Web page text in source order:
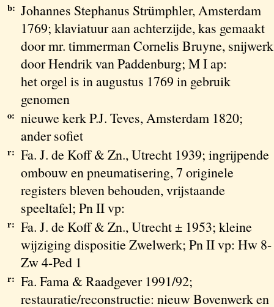
b: Johannes Stephanus Strümphler, Amsterdam
1769; klaviatuur aan achterzijde, kas gemaakt
door mr. timmerman Cornelis Bruyne, snijwerk
door Hendrik van Paddenburg; M I ap:
het orgel is in augustus 1769 in gebruik
genomen
o: nieuwe kerk P.J. Teves, Amsterdam 1820;
ander sofiet
r: Fa. J. de Koff & Zn., Utrecht 1939; ingrijpende
ombouw en pneumatisering, 7 originele
registers bleven behouden, vrijstaande
speeltafel; Pn II vp:
r: Fa. J. de Koff & Zn., Utrecht ± 1953; kleine
wijziging dispositie Zwelwerk; Pn II vp: Hw 8-
Zw 4-Ped 1
r: Fa. Fama & Raadgever 1991/92;
restauratie/reconstructie: nieuw Bovenwerk en